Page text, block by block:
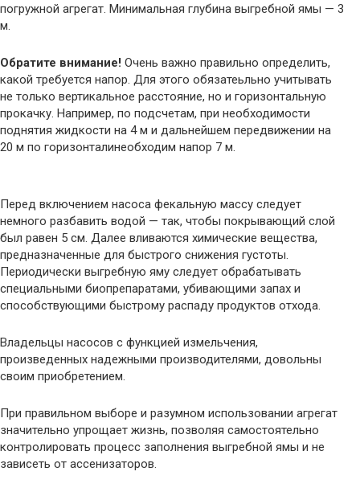
погружной агрегат. Минимальная глубина выгребной ямы — 3
м.
Обратите внимание! Очень важно правильно определить,
какой требуется напор. Для этого обязатеьльно учитывать
не только вертикальное расстояние, но и горизонтальную
прокачку. Например, по подсчетам, при необходимости
поднятия жидкости на 4 м и дальнейшем передвижении на
20 м по горизонталинеобходим напор 7 м.
Перед включением насоса фекальную массу следует
немного разбавить водой — так, чтобы покрывающий слой
был равен 5 см. Далее вливаются химические вещества,
предназначенные для быстрого снижения густоты.
Периодически выгребную яму следует обрабатывать
специальными биопрепаратами, убивающими запах и
способствующими быстрому распаду продуктов отхода.
Владельцы насосов с функцией измельчения,
произведенных надежными производителями, довольны
своим приобретением.
При правильном выборе и разумном использовании агрегат
значительно упрощает жизнь, позволяя самостоятельно
контролировать процесс заполнения выгребной ямы и не
зависеть от ассенизаторов.